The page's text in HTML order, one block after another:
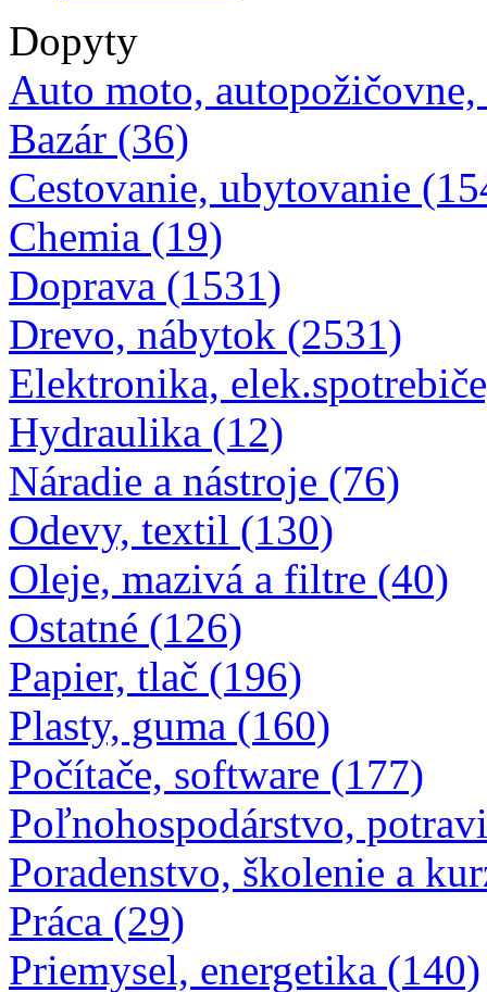
Dopyty
Auto moto,
Bazár (36)
Cestovanie, ubytovanie
Chemia (19)
Doprava (1531)
Drevo, nábytok (2531)
Elektronika,
Hydraulika (12)
Náradie a nástroje (76)
Odevy, textil (130)
Oleje, mazivá a filtre (40)
Ostatné (126)
Papier, tlač (196)
Plasty, guma (160)
Počítače, software (177)
Poľnohospodárstvo,
Poradenstvo, školenie a
Práca (29)
Priemysel, energetika (140)